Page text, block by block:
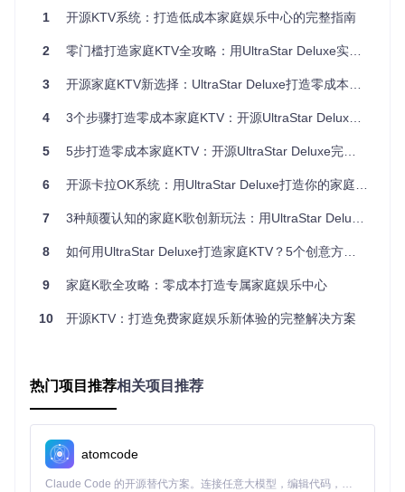
适合3-5人小型聚会，重点在于营造轻松氛围：
使用落地灯或串灯创造温馨光线，避免强光直射屏幕
准备小茶几放置零食饮料，保持演唱区域空间充足
亲子互动K歌场景
专为家庭亲子活动设计，注重安全性和趣味性：
选择高度合适的座椅，确保儿童能舒适演唱
开启"盲唱挑战"模式（在游戏设置中开启）增加互动性
个人练习提升场景
适合独自练习唱功，专注于声音和技巧提升：
使用耳机监听，减少外界干扰
个性化家庭KTV体验打造秘籍
主题与视觉效果定制
软件内置多种主题风格，可根据不同场景切换：
现代主题（Modern）：简约蓝色调，适合日常使用
1 开源KTV系统：打造低成本家庭娱乐中心的完整指南
2 零门槛打造家庭KTV全攻略：用UltraStar Deluxe实现专业K歌自由
3 开源家庭KTV新选择：UltraStar Deluxe打造零成本音乐娱乐系统
4 3个步骤打造零成本家庭KTV：开源UltraStar Deluxe完全指南
5 5步打造零成本家庭KTV：开源UltraStar Deluxe完全指南
6 开源卡拉OK系统：用UltraStar Deluxe打造你的家庭娱乐中心
7 3种颠覆认知的家庭K歌创新玩法：用UltraStar Deluxe打造免费娱乐中心
8 如何用UltraStar Deluxe打造家庭KTV？5个创意方案让聚会嗨翻天
9 家庭K歌全攻略：零成本打造专属家庭娱乐中心
10 开源KTV：打造免费家庭娱乐新体验的完整解决方案
热门项目推荐相关项目推荐
atomcode
Claude Code 的开源替代方案。连接任意大模型，编辑代码，运行命令，自动验证 — 全自动执行。用 Rust 构建，极致性能。 ｜ An open-source alternative to Claude Code. Connect any LLM, edit code, run commands, and verify changes — autonomously. Built in Rust for speed. Get Started